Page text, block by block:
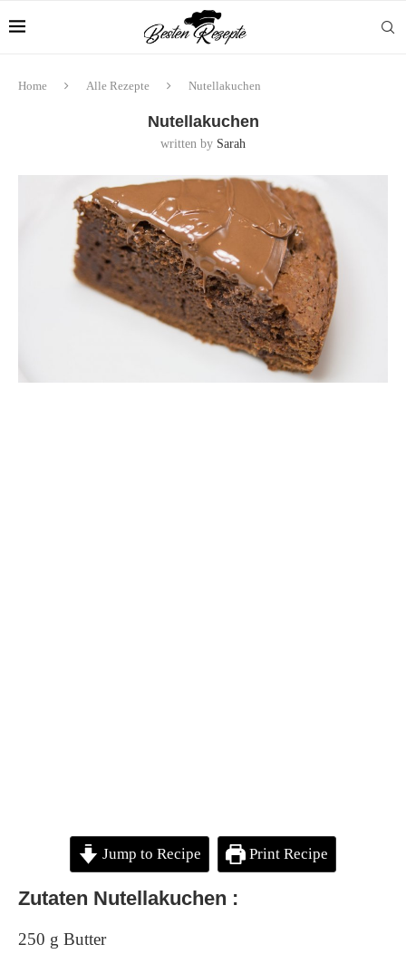
Home Alle Rezepte Nutellakuchen
Nutellakuchen
written by Sarah
Jump to Recipe Print Recipe
Zutaten Nutellakuchen :
250 g Butter